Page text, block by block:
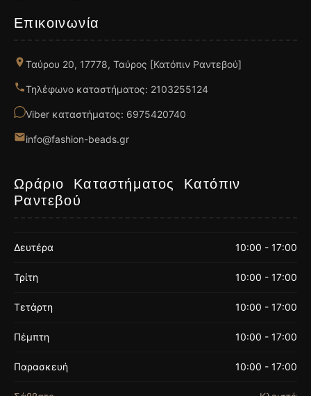
Επικοινωνία
Ταύρου 20, 17778, Ταύρος [Κατόπιν Ραντεβού]
Τηλέφωνο καταστήματος: 2103255124
Viber καταστήματος: 6975420740
info@fashion-beads.gr
Ωράριο Καταστήματος Κατόπιν
Ραντεβού
Δευτέρα 10:00 - 17:00
Τρίτη 10:00 - 17:00
Τετάρτη 10:00 - 17:00
Πέμπτη 10:00 - 17:00
Παρασκευή 10:00 - 17:00